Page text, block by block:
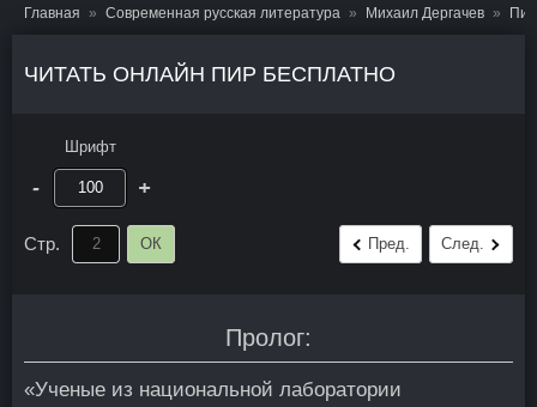
Главная Современная русская литература Михаил Дергачев Пир
ЧИТАТЬ ОНЛАЙН ПИР БЕСПЛАТНО
Шрифт
- +
Стр. ОК Пред. След.
Пролог:
«Ученые из национальной лаборатории